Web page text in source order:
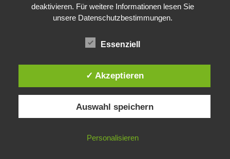
deaktivieren. Für weitere Informationen lesen Sie
unsere Datenschutzbestimmungen.
Essenziell
✓ Akzeptieren
Auswahl speichern
Personalisieren